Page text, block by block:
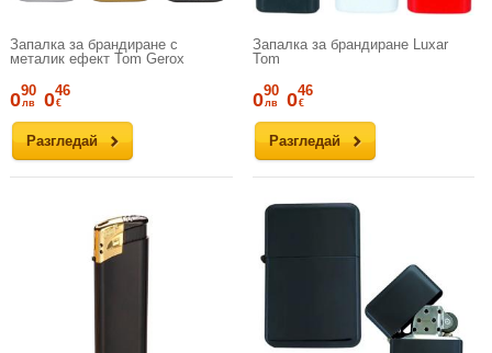
Запалка за брандиране с
металик ефект Tom Gerox
Разгледай
090
лв 046
€
Запалка за брандиране Luxar
Tom
Разгледай
090
лв 046
€